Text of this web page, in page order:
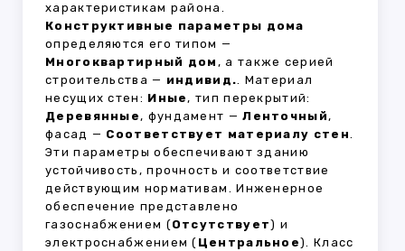
характеристикам района.
Конструктивные параметры дома
определяются его типом —
Многоквартирный дом , а также серией
строительства — индивид.. Материал
несущих стен: Иные, тип перекрытий:
Деревянные, фундамент —Ленточный,
фасад — Соответствует материалу стен.
Эти параметры обеспечивают зданию
устойчивость, прочность и соответствие
действующим нормативам. Инженерное
обеспечение представлено
газоснабжением (Отсутствует) и
электроснабжением ( Центральное). Класс